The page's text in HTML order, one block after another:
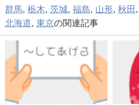
群馬, 栃木, 茨城, 福島, 山形, 秋田 ,
北海道, 東京の関連記事